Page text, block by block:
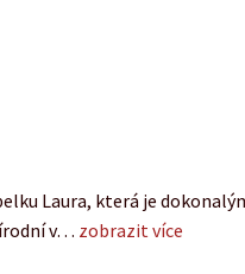
Laura, která je
v… zobrazit více